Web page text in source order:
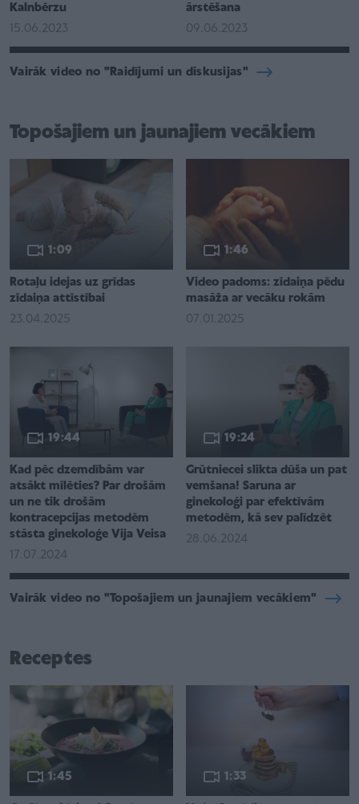
Kalnbērzu
15.06.2023
ārstēšana
09.06.2023
Vairāk video no "Raidījumi un diskusijas"
Topošajiem un jaunajiem vecākiem
1:09
Rotaļu idejas uz grīdas
zīdaiņa attīstībai
23.04.2025
1:46
Video padoms: zīdaiņa pēdu
masāža ar vecāku rokām
07.01.2025
19:44
Kad pēc dzemdībām var
atsākt mīlēties? Par drošām
un ne tik drošām
kontracepcijas metodēm
stāsta ginekoloģe Vija Veisa
17.07.2024
19:24
Grūtniecei slikta dūša un pat
vemšana! Saruna ar
ginekoloģi par efektīvām
metodēm, kā sev palīdzēt
28.06.2024
Vairāk video no "Topošajiem un jaunajiem vecākiem"
Receptes
1:45 1:33